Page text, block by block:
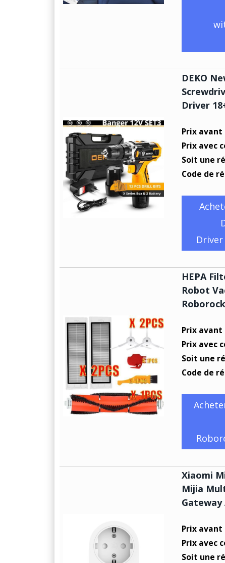
DEKO
Driver
Prix
Prix avec
Soit une
Code de
HEPA
Robot
Prix
Prix avec
Soit une
Code de
Xiaomi
Mijia
Gateway
Prix
Prix avec
Soit une